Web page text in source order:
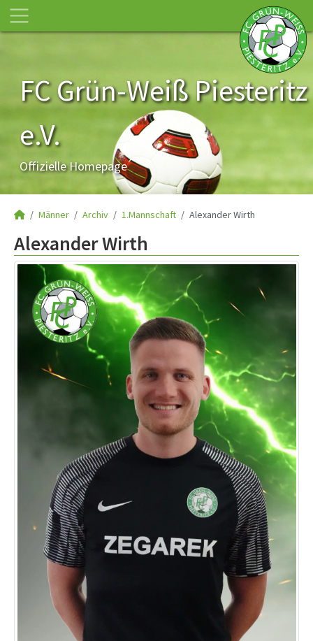
FC Grün-Weiß Piesteritz
e.V.
Offizielle Homepage
Männer Archiv 1.Mannschaft Alexander Wirth
Alexander Wirth